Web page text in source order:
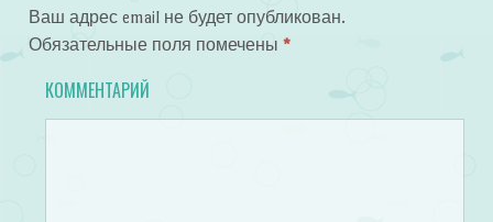
Ваш адрес email не будет опубликован.
Обязательные поля помечены *
КОММЕНТАРИЙ